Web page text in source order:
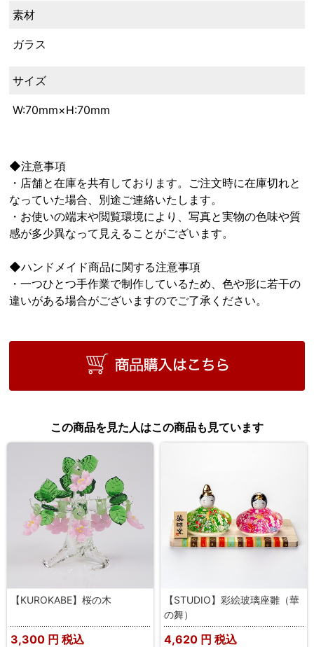
素材
ガラス
サイズ
W:70mm×H:70mm
◆注意事項
・店舗と在庫を共有しております。ご注文時に在庫切れと
なっていた場合、別途ご連絡いたします。
・お使いの端末や閲覧環境により、写真と実物の色味や質
感が多少異なって見えることがございます。
◆ハンドメイド商品に関する注意事項
・一つひとつ手作業で制作しているため、色や形に若干の
違いがある場合がございますのでご了承ください。
この商品を見た人はこの商品も見ています
【KUROKABE】桜の木
3,300 円 税込
【STUDIO】彩絵玻璃座雛（華
の舞）
4,620 円 税込